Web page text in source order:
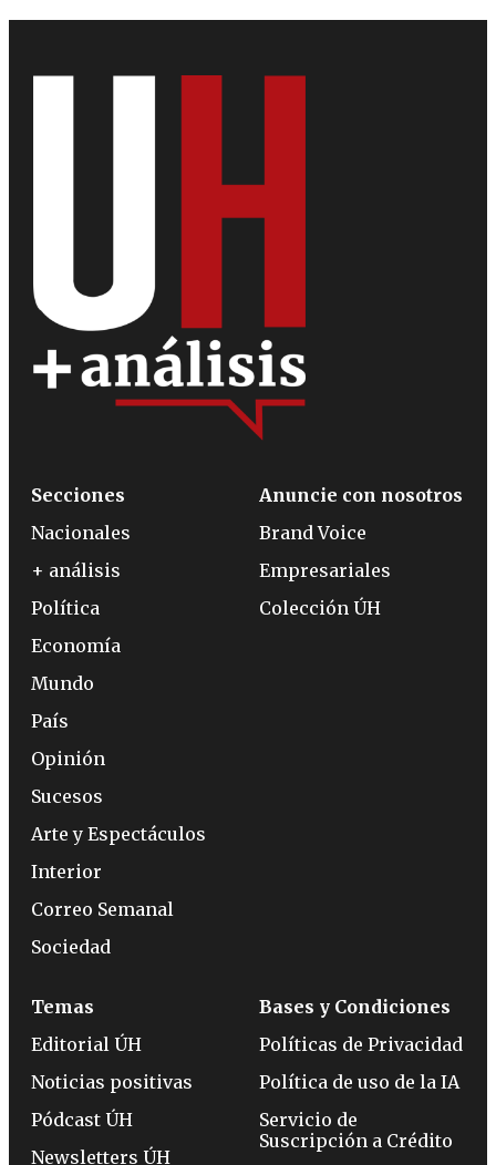
Secciones
Nacionales
+ análisis
Política
Economía
Mundo
País
Opinión
Sucesos
Arte y Espectáculos
Interior
Correo Semanal
Sociedad
Anuncie con nosotros
Brand Voice
Empresariales
Colección ÚH
Temas
Editorial ÚH
Noticias positivas
Pódcast ÚH
Newsletters ÚH
Bases y Condiciones
Políticas de Privacidad
Política de uso de la IA
Servicio de
Suscripción a Crédito